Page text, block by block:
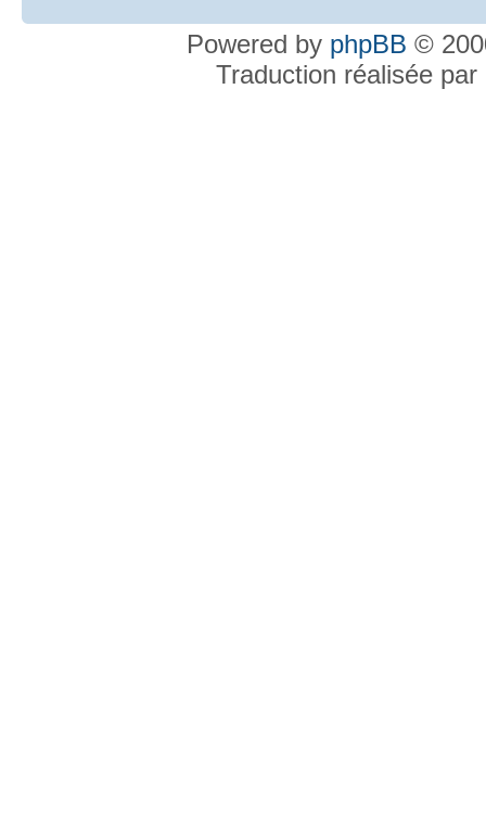
Powered by phpBB ©
Traduction réalisée par